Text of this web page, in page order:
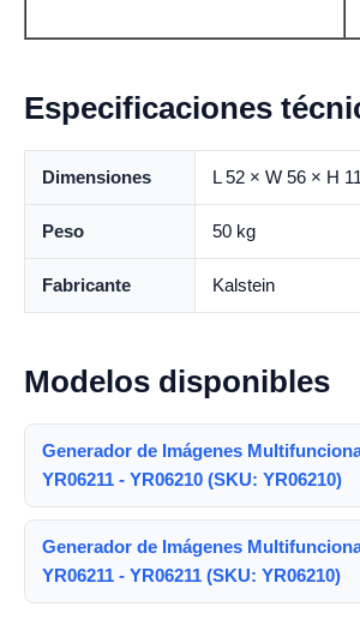
Especificaciones
Dimensiones L 52 × W 56 × H
Peso 50 kg
Fabricante Kalstein
Modelos disponibles
Generador de Imágenes
YR06211 - YR06210 (SKU: YR06210)
Generador de Imágenes
YR06211 - YR06211 (SKU: YR06210)